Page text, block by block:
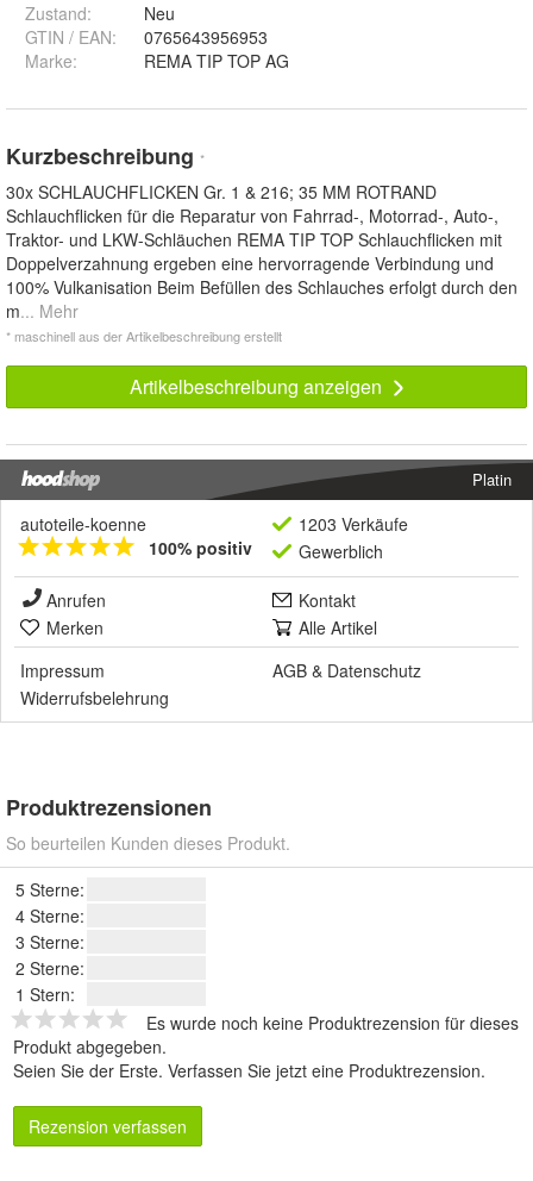
Zustand:
Neu
GTIN / EAN:
0765643956953
Marke:
REMA TIP TOP AG
Kurzbeschreibung *
30x SCHLAUCHFLICKEN Gr. 1 & 216; 35 MM ROTRAND
Schlauchflicken für die Reparatur von Fahrrad-, Motorrad-, Auto-,
Traktor- und LKW-Schläuchen REMA TIP TOP Schlauchflicken mit
Doppelverzahnung ergeben eine hervorragende Verbindung und
100% Vulkanisation Beim Befüllen des Schlauches erfolgt durch den
m... Mehr
* maschinell aus der Artikelbeschreibung erstellt
Artikelbeschreibung anzeigen
Platin
autoteile-koenne
100% positiv
1203 Verkäufe
Gewerblich
Anrufen
Kontakt
Merken
Alle Artikel
Impressum
AGB & Datenschutz
Widerrufsbelehrung
Produktrezensionen
So beurteilen Kunden dieses Produkt.
5 Sterne:
4 Sterne:
3 Sterne:
2 Sterne:
1 Stern:
Es wurde noch keine Produktrezension für dieses
Produkt abgegeben.
Seien Sie der Erste. Verfassen Sie jetzt eine Produktrezension.
Rezension verfassen